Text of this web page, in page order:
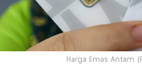
Harga Emas Antam